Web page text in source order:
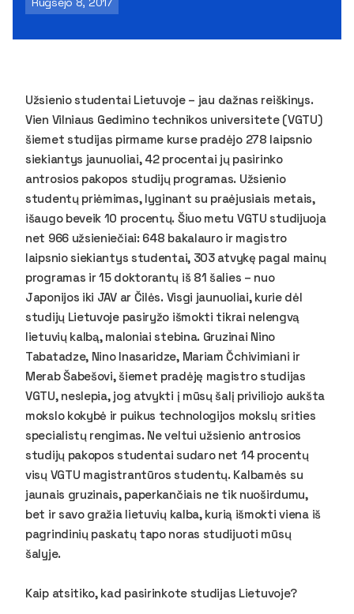
Užsienio studentai Lietuvoje – jau dažnas reiškinys.
Vien Vilniaus Gedimino technikos universitete (VGTU)
šiemet studijas pirmame kurse pradėjo 278 laipsnio
siekiantys jaunuoliai, 42 procentai jų pasirinko
antrosios pakopos studijų programas. Užsienio
studentų priėmimas, lyginant su praėjusiais metais,
išaugo beveik 10 procentų. Šiuo metu VGTU studijuoja
net 966 užsieniečiai: 648 bakalauro ir magistro
laipsnio siekiantys studentai, 303 atvykę pagal mainų
programas ir 15 doktorantų iš 81 šalies – nuo
Japonijos iki JAV ar Čilės. Visgi jaunuoliai, kurie dėl
studijų Lietuvoje pasiryžo išmokti tikrai nelengvą
lietuvių kalbą, maloniai stebina. Gruzinai Nino
Tabatadze, Nino Inasaridze, Mariam Čchivimiani ir
Merab Šabešovi, šiemet pradėję magistro studijas
VGTU, neslepia, jog atvykti į mūsų šalį priviliojo aukšta
mokslo kokybė ir puikus technologijos mokslų srities
specialistų rengimas. Ne veltui užsienio antrosios
studijų pakopos studentai sudaro net 14 procentų
visų VGTU magistrantūros studentų. Kalbamės su
jaunais gruzinais, paperkančiais ne tik nuoširdumu,
bet ir savo gražia lietuvių kalba, kurią išmokti viena iš
pagrindinių paskatų tapo noras studijuoti mūsų
šalyje.
Kaip atsitiko, kad pasirinkote studijas Lietuvoje?